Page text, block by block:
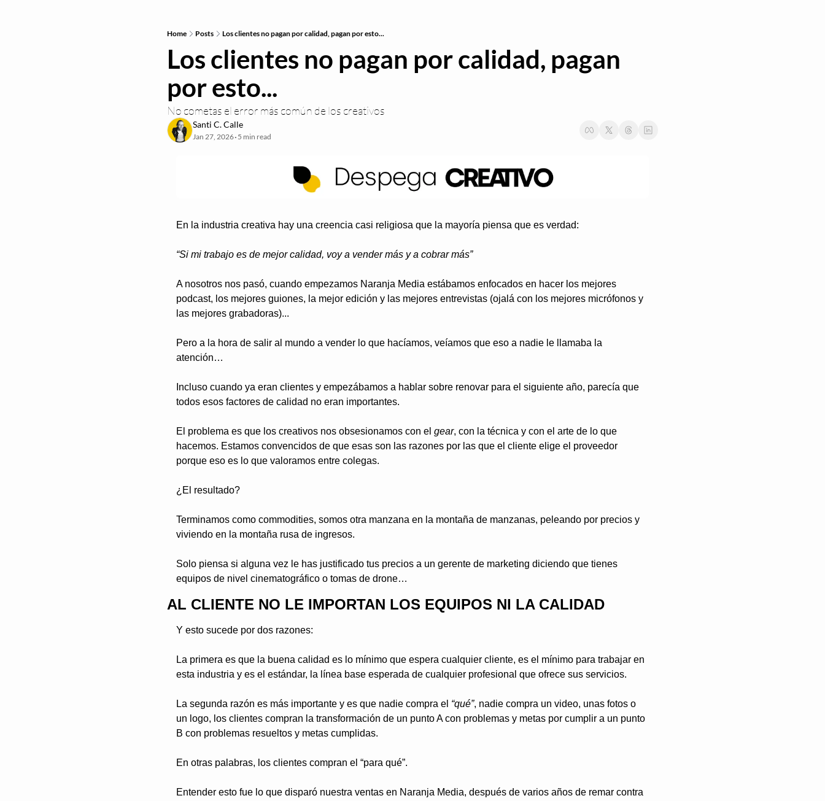
Home Posts Los clientes no pagan por calidad, pagan por esto...
Los clientes no pagan por calidad, pagan
por esto...
No cometas el error más común de los creativos
Santi C. Calle
Jan 27, 2026• 5 min read
En la industria creativa hay una creencia casi religiosa que la mayoría piensa que es verdad:
“Si mi trabajo es de mejor calidad, voy a vender más y a cobrar más”
A nosotros nos pasó, cuando empezamos Naranja Media estábamos enfocados en hacer los mejores
podcast, los mejores guiones, la mejor edición y las mejores entrevistas (ojalá con los mejores micrófonos y
las mejores grabadoras)...
Pero a la hora de salir al mundo a vender lo que hacíamos, veíamos que eso a nadie le llamaba la
atención…
Incluso cuando ya eran clientes y empezábamos a hablar sobre renovar para el siguiente año, parecía que
todos esos factores de calidad no eran importantes.
El problema es que los creativos nos obsesionamos con el gear, con la técnica y con el arte de lo que
hacemos. Estamos convencidos de que esas son las razones por las que el cliente elige el proveedor
porque eso es lo que valoramos entre colegas.
¿El resultado?
Terminamos como commodities, somos otra manzana en la montaña de manzanas, peleando por precios y
viviendo en la montaña rusa de ingresos.
Solo piensa si alguna vez le has justificado tus precios a un gerente de marketing diciendo que tienes
equipos de nivel cinematográfico o tomas de drone…
AL CLIENTE NO LE IMPORTAN LOS EQUIPOS NI LA CALIDAD
Y esto sucede por dos razones:
La primera es que la buena calidad es lo mínimo que espera cualquier cliente, es el mínimo para trabajar en
esta industria y es el estándar, la línea base esperada de cualquier profesional que ofrece sus servicios.
La segunda razón es más importante y es que nadie compra el “qué”, nadie compra un video, unas fotos o
un logo, los clientes compran la transformación de un punto A con problemas y metas por cumplir a un punto
B con problemas resueltos y metas cumplidas.
En otras palabras, los clientes compran el “para qué”.
Entender esto fue lo que disparó nuestra ventas en Naranja Media, después de varios años de remar contra